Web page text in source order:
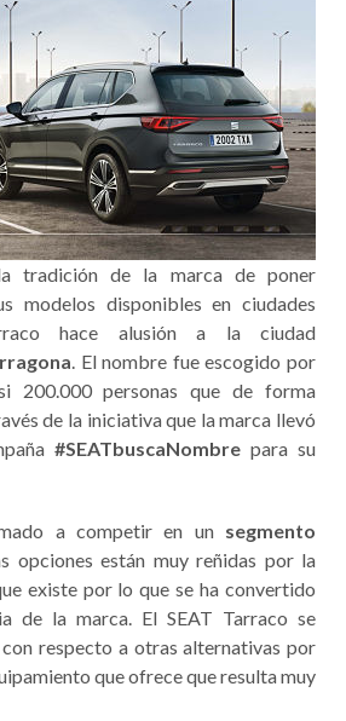
tradición de la marca de poner
modelos disponibles en ciudades
hace alusión a la ciudad
. El nombre fue escogido por
200.000 personas que de forma
de la iniciativa que la marca llevó
#SEATbuscaNombre para su
a competir en un segmento
opciones están muy reñidas por la
existe por lo que se ha convertido
de la marca. El SEAT Tarraco se
respecto a otras alternativas por
que ofrece que resulta muy